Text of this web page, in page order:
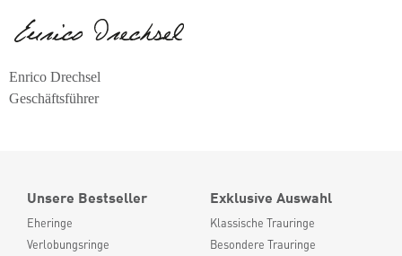
Enrico Drechsel
Geschäftsführer
Unsere Bestseller
Eheringe
Verlobungsringe
Exklusive Auswahl
Klassische Trauringe
Besondere Trauringe